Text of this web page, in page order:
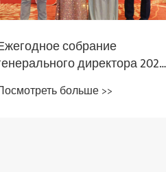
собрание
директора 2025
больше >>